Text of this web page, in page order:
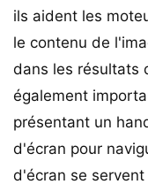
ils aident les
le contenu de
dans les résultats
également
présentant un
d'écran pour
d'écran se